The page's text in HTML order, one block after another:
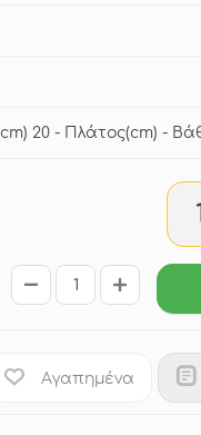
20 - Πλάτος(cm) -
Αγαπημένα